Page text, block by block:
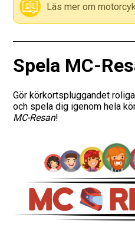
Läs mer om
Spela MC-
Gör körkortspluggandet
och spela dig igenom hela
MC-Resan!